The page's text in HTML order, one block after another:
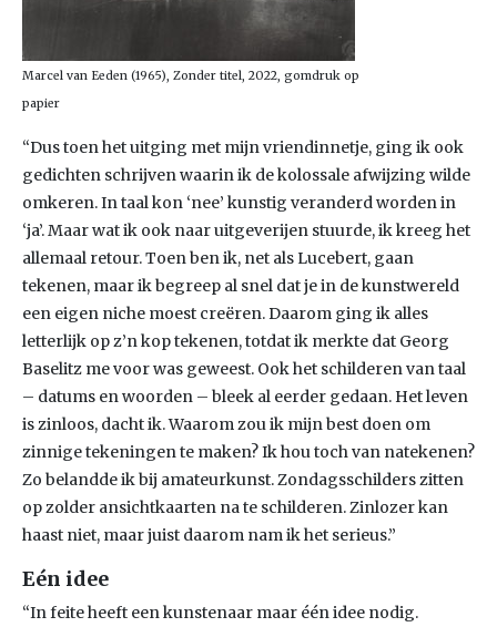
Marcel van Eeden (1965), Zonder titel, 2022, gomdruk op
papier
“Dus toen het uitging met mijn vriendinnetje, ging ik ook
gedichten schrijven waarin ik de kolossale afwijzing wilde
omkeren. In taal kon ‘nee’ kunstig veranderd worden in
‘ja’. Maar wat ik ook naar uitgeverijen stuurde, ik kreeg het
allemaal retour. Toen ben ik, net als Lucebert, gaan
tekenen, maar ik begreep al snel dat je in de kunstwereld
een eigen niche moest creëren. Daarom ging ik alles
letterlijk op z’n kop tekenen, totdat ik merkte dat Georg
Baselitz me voor was geweest. Ook het schilderen van taal
– datums en woorden – bleek al eerder gedaan. Het leven
is zinloos, dacht ik. Waarom zou ik mijn best doen om
zinnige tekeningen te maken? Ik hou toch van natekenen?
Zo belandde ik bij amateurkunst. Zondagsschilders zitten
op zolder ansichtkaarten na te schilderen. Zinlozer kan
haast niet, maar juist daarom nam ik het serieus.”
Eén idee
“In feite heeft een kunstenaar maar één idee nodig.